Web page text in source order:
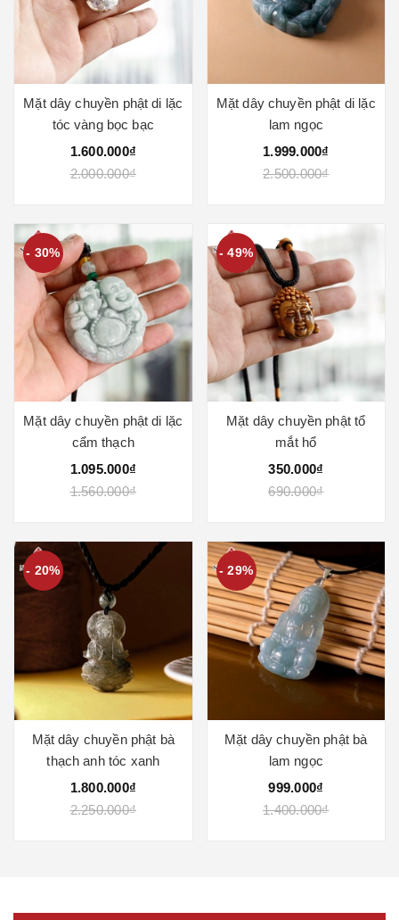
Mặt dây chuyền phật di lặc
tóc vàng bọc bạc
1.600.000₫
2.000.000₫
Mặt dây chuyền phật di lặc
lam ngọc
1.999.000₫
2.500.000₫
- 30%
Mặt dây chuyền phật di lặc
cẩm thạch
1.095.000₫
1.560.000₫
- 49%
Mặt dây chuyền phật tổ
mắt hổ
350.000₫
690.000₫
- 20%
Mặt dây chuyền phật bà
thạch anh tóc xanh
1.800.000₫
2.250.000₫
- 29%
Mặt dây chuyền phật bà
lam ngọc
999.000₫
1.400.000₫